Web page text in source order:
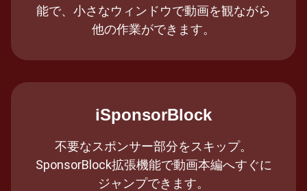
能で、小さなウィンドウで動画を観ながら
他の作業ができます。
iSponsorBlock
不要なスポンサー部分をスキップ。
SponsorBlock拡張機能で動画本編へすぐに
ジャンプできます。